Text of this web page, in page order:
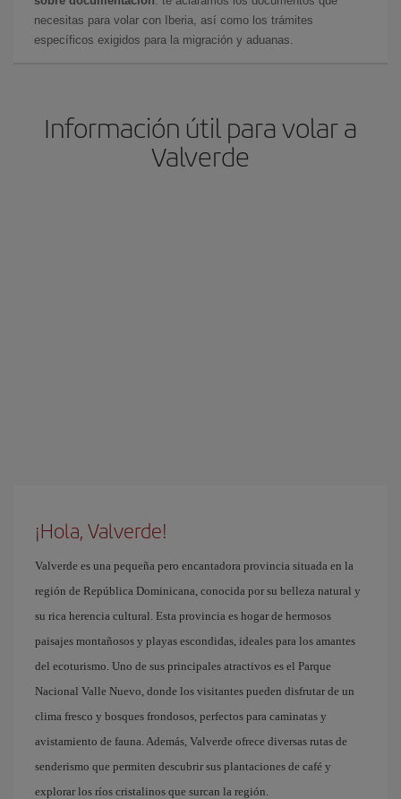
necesitas para volar con Iberia, así como los trámites
específicos exigidos para la migración y aduanas.
Información útil para volar a
Valverde
¡Hola, Valverde!
Valverde es una pequeña pero encantadora provincia situada en la
región de República Dominicana, conocida por su belleza natural y
su rica herencia cultural. Esta provincia es hogar de hermosos
paisajes montañosos y playas escondidas, ideales para los amantes
del ecoturismo. Uno de sus principales atractivos es el Parque
Nacional Valle Nuevo, donde los visitantes pueden disfrutar de un
clima fresco y bosques frondosos, perfectos para caminatas y
avistamiento de fauna. Además, Valverde ofrece diversas rutas de
senderismo que permiten descubrir sus plantaciones de café y
explorar los ríos cristalinos que surcan la región.